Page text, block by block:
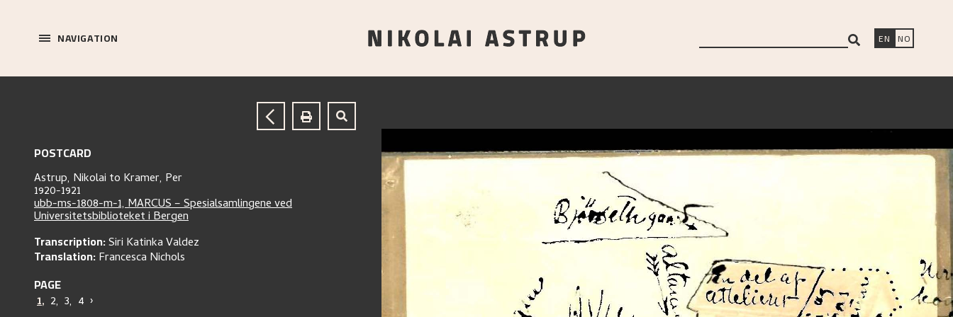
NAVIGATION EN NO
POSTCARD
Astrup, Nikolai to Kramer, Per
1920-1921
ubb-ms-1808-m-1, MARCUS – Spesialsamlingene ved
Universitetsbiblioteket i Bergen
Transcription:Siri Katinka Valdez
Translation:Francesca Nichols
PAGE
1, 2, 3, 4 ›